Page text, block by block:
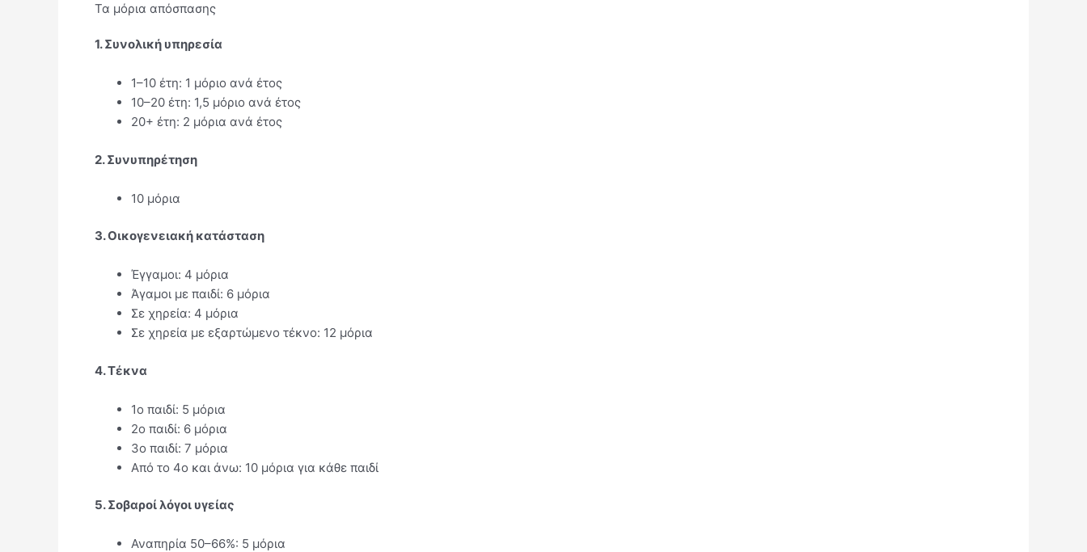
Τα μόρια απόσπασης
1. Συνολική υπηρεσία
1–10 έτη: 1 μόριο ανά έτος
10–20 έτη: 1,5 μόριο ανά έτος
20+ έτη: 2 μόρια ανά έτος
2. Συνυπηρέτηση
10 μόρια
3. Οικογενειακή κατάσταση
Έγγαμοι: 4 μόρια
Άγαμοι με παιδί: 6 μόρια
Σε χηρεία: 4 μόρια
Σε χηρεία με εξαρτώμενο τέκνο: 12 μόρια
4. Τέκνα
1ο παιδί: 5 μόρια
2ο παιδί: 6 μόρια
3ο παιδί: 7 μόρια
Από το 4ο και άνω: 10 μόρια για κάθε παιδί
5. Σοβαροί λόγοι υγείας
Αναπηρία 50–66%: 5 μόρια